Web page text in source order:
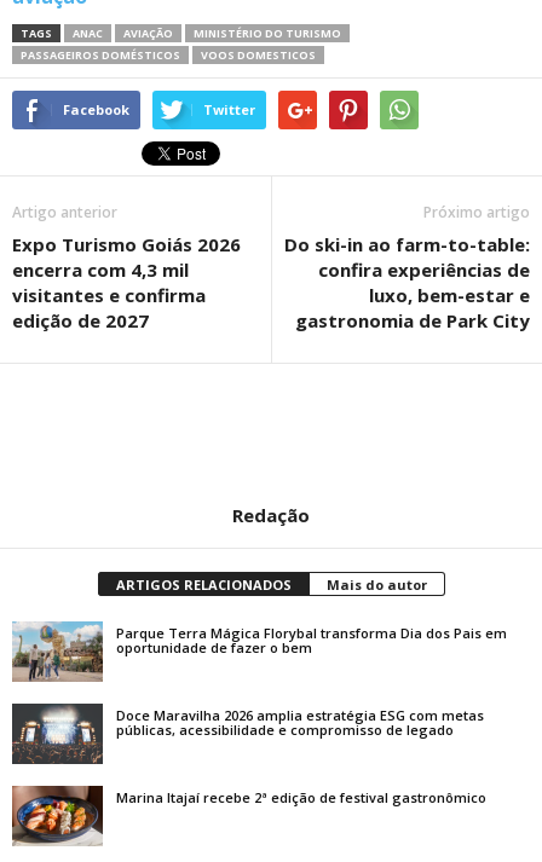
TAGS ANAC AVIAÇÃO
MINISTÉRIO DO TURISMO
PASSAGEIROS DOMÉSTICOS
VOOS DOMESTICOS
Facebook Twitter
Artigo anterior
Expo Turismo Goiás 2026
encerra com 4,3 mil
visitantes e confirma
edição de 2027
Próximo artigo
Do ski-in ao farm-to-table:
confira experiências de
luxo, bem-estar e
gastronomia de Park City
Redação
ARTIGOS RELACIONADOS Mais do autor
Parque Terra Mágica Florybal transforma Dia dos Pais em
oportunidade de fazer o bem
Doce Maravilha 2026 amplia estratégia ESG com metas
públicas, acessibilidade e compromisso de legado
Marina Itajaí recebe 2ª edição de festival gastronômico